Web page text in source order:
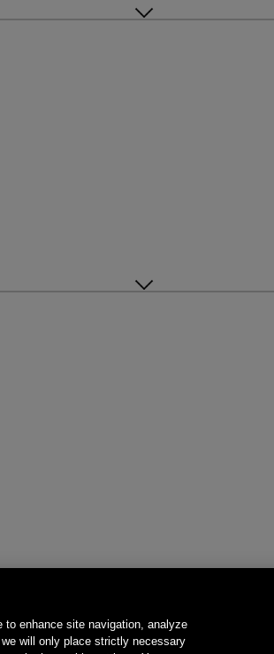
to enhance site navigation, analyze
will only place strictly necessary